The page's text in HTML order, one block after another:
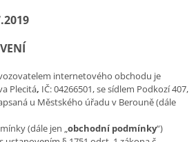
internetového obchodu je
Plecitá, IČ: 04266501, se sídlem Podkozí 407,
u Městského úřadu v Berouně (dále
(dále jen „obchodní podmínky“)